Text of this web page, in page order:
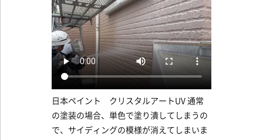
日本ペイント クリスタルアートUV 通常
の塗装の場合、単色で塗り潰してしまうの
で、サイディングの模様が消えてしまいま